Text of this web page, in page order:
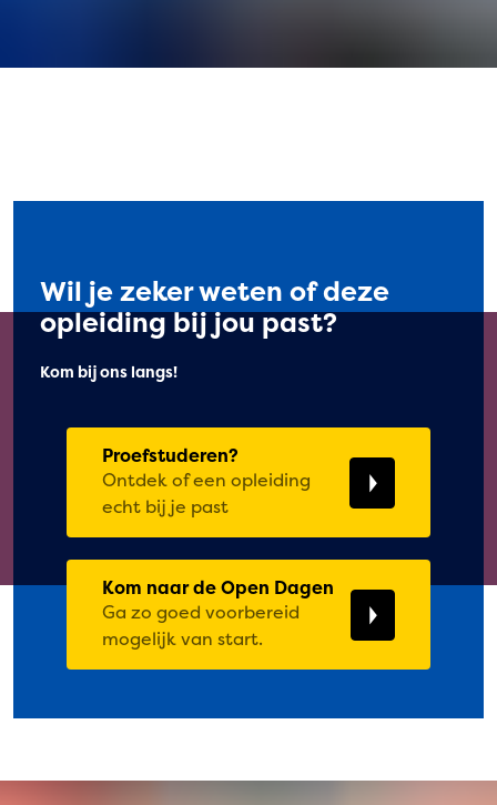
Wil je zeker weten of deze
opleiding bij jou past?
Kom bij ons langs!
Proefstuderen?
Ontdek of een opleiding
echt bij je past
Kom naar de Open Dagen
Ga zo goed voorbereid
mogelijk van start.